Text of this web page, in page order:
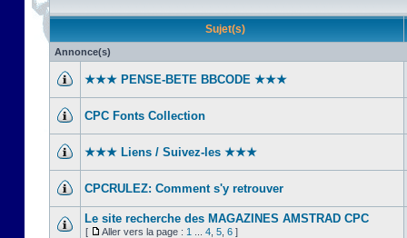
Sujet(s)
Annonce(s)
★★★ PENSE-BETE BBCODE ★★★
CPC Fonts Collection
★★★ Liens / Suivez-les ★★★
CPCRULEZ: Comment s'y retrouver‎
Le site recherche des MAGAZINES AMSTRAD CPC
[ Aller vers la page : 1 4 5 6 ]